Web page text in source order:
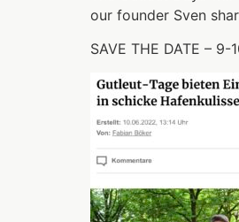
our founder Sven
SAVE THE DATE –